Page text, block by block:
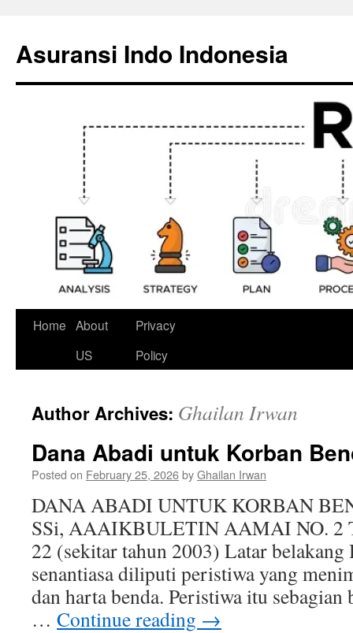
content
Asuransi Indo Indonesia
Home About
US
Privacy
Policy
Author Archives: Ghailan Irwan
Dana Abadi untuk Korban
Posted on February 25, 2026byGhailan Irwan
DANA ABADI UNTUK KORBAN
SSi, AAAIKBULETIN AAMAI NO. 2
22 (sekitar tahun 2003) Latar belakang
senantiasa diliputi peristiwa yang
dan harta benda. Peristiwa itu sebagian
… Continue reading →